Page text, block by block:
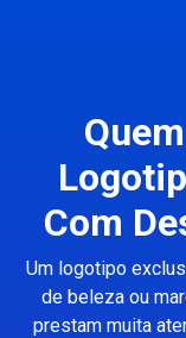
Com
Um logotipo
de beleza ou
prestam muita